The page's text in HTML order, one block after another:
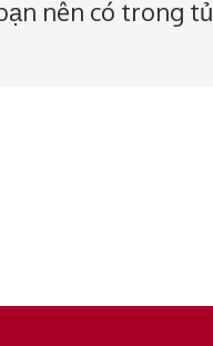
nên có trong tủ